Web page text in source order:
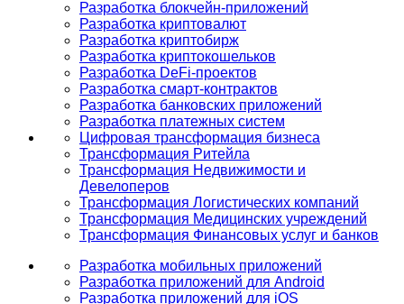
Разработка блокчейн-приложений
Разработка криптовалют
Разработка криптобирж
Разработка криптокошельков
Разработка DeFi-проектов
Разработка смарт-контрактов
Разработка банковских приложений
Разработка платежных систем
Цифровая трансформация бизнеса
Трансформация Ритейла
Трансформация Недвижимости и
Девелоперов
Трансформация Логистических компаний
Трансформация Медицинских учреждений
Трансформация Финансовых услуг и банков
Разработка мобильных приложений
Разработка приложений для Android
Разработка приложений для iOS